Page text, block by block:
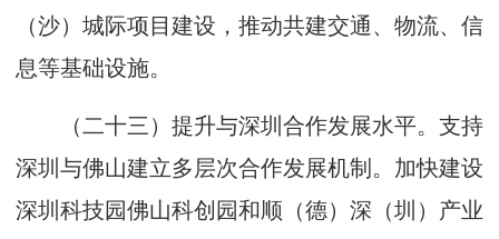
（沙）城际项目建设，推动共建交通、物流、信
息等基础设施。
（二十三）提升与深圳合作发展水平。支持
深圳与佛山建立多层次合作发展机制。加快建设
深圳科技园佛山科创园和顺（德）深（圳）产业